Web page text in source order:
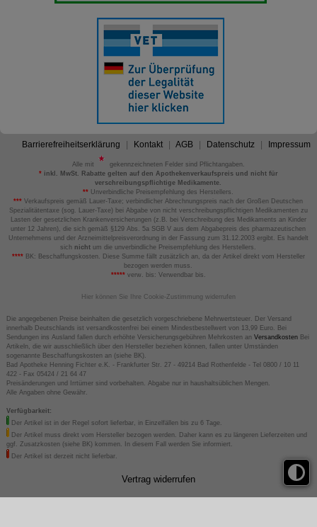
Barrierefreiheitserklärung Kontakt AGB Datenschutz Impressum
Alle mit
gekennzeichneten Felder sind Pflichtangaben.
*inkl. MwSt. Rabatte gelten auf den Apothekenverkaufspreis und nicht für
verschreibungspflichtige Medikamente.
** Unverbindliche Preisempfehlung des Herstellers.
*** Verkaufspreis gemäß Lauer-Taxe; verbindlicher Abrechnungspreis nach der Großen Deutschen
Spezialitätentaxe (sog. Lauer-Taxe) bei Abgabe von nicht verschreibungspflichtigen Medikamenten zu
Lasten der gesetzlichen Krankenversicherungen (z.B. bei Verschreibung des Medikaments an Kinder
unter 12 Jahren), die sich gemäß §129 Abs. 5a SGB V aus dem Abgabepreis des pharmazeutischen
Unternehmens und der Arzneimittelpreisverordnung in der Fassung zum 31.12.2003 ergibt. Es handelt
sich nicht um die unverbindliche Preisempfehlung des Herstellers.
****BK: Beschaffungskosten. Diese Summe fällt zusätzlich an, da der Artikel direkt vom Hersteller
bezogen werden muss.
*****verw. bis: Verwendbar bis.
Hier können Sie Ihre Cookie-Zustimmung widerrufen
Die angegebenen Preise beinhalten die gesetzlich vorgeschriebene Mehrwertsteuer. Der Versand
innerhalb Deutschlands ist versandkostenfrei bei einem Mindestbestellwert von 13,99 Euro. Bei
Sendungen ins Ausland fallen durch erhöhte Versicherungsgebühren Mehrkosten an VersandkostenBei
Artikeln, die wir ausschließlich über den Hersteller beziehen können, fallen unter Umständen
sogenannte Beschaffungskosten an (siehe BK).
Bad Apotheke Henning Fichter e.K. - Frankfurter Str. 27 - 49214 Bad Rothenfelde - Tel 0800 / 10 11
422 - Fax 05424 / 21 64 47
Preisänderungen und Irrtümer sind vorbehalten. Abgabe nur in haushaltsüblichen Mengen.
Alle Angaben ohne Gewähr.
Verfügbarkeit:
Der Artikel ist in der Regel sofort lieferbar, in Einzelfällen bis zu 6 Tage.
Der Artikel muss direkt vom Hersteller bezogen werden. Daher kann es zu längeren Lieferzeiten und
ggf. Zusatzkosten (siehe BK) kommen. In diesem Fall werden Sie informiert.
Der Artikel ist derzeit nicht lieferbar.
Vertrag widerrufen